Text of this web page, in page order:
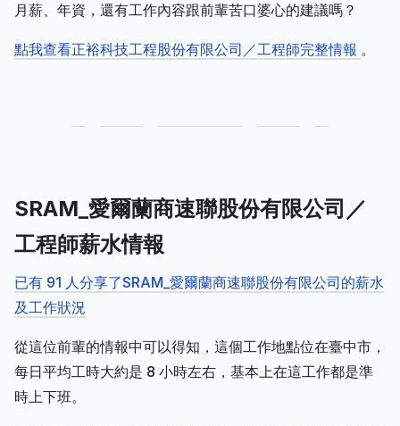
月薪、年資，還有工作內容跟前輩苦口婆心的建議嗎？
點我查看正裕科技工程股份有限公司／工程師完整情報 。
SRAM_愛爾蘭商速聯股份有限公司／
工程師薪水情報
已有 91 人分享了SRAM_愛爾蘭商速聯股份有限公司的薪水
及工作狀況
從這位前輩的情報中可以得知，這個工作地點位在臺中市，
每日平均工時大約是 8 小時左右，基本上在這工作都是準
時上下班。